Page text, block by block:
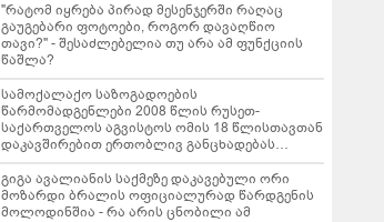
"რატომ იყრება პირად მესენჯერში რაღაც
გაუგებარი ფოტოები, როგორ დავაღწიო
თავი?" - შესაძლებელია თუ არა ამ ფუნქციის
წაშლა?
სამოქალაქო საზოგადოების
წარმომადგენლები 2008 წლის რუსეთ-
საქართველოს აგვისტოს ომის 18 წლისთავთან
დაკავშირებით ერთობლივ განცხადებას
ავრცელებენ
გიგა ავალიანის საქმეზე დაკავებული ორი
მოზარდი ბრალის ოფიციალურად წარდგენის
მოლოდინშია - რა არის ცნობილი ამ